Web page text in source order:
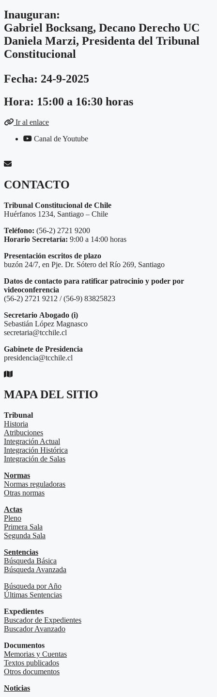
Inauguran:
Gabriel Bocksang, Decano Derecho UC
Daniela Marzi, Presidenta del Tribunal
Constitucional
Fecha: 24-9-2025
Hora: 15:00 a 16:30 horas
Ir al enlace
Canal de Youtube
CONTACTO
Tribunal Constitucional de Chile
Huérfanos 1234, Santiago – Chile
Teléfono: (56-2) 2721 9200
Horario Secretaría: 9:00 a 14:00 horas
Presentación escritos de plazo
buzón 24/7, en Pje. Dr. Sótero del Río 269, Santiago
Datos de contacto para ratificar patrocinio y poder por
videoconferencia
(56-2) 2721 9212 / (56-9) 83825823
Secretario Abogado (i)
Sebastián López Magnasco
secretaria@tcchile.cl
Gabinete de Presidencia
presidencia@tcchile.cl
MAPA DEL SITIO
Tribunal
Historia
Atribuciones
Integración Actual
Integración Histórica
Integración de Salas
Normas
Normas reguladoras
Otras normas
Actas
Pleno
Primera Sala
Segunda Sala
Sentencias
Búsqueda Básica
Búsqueda Avanzada
Búsqueda por Año
Últimas Sentencias
Expedientes
Buscador de Expedientes
Buscador Avanzado
Documentos
Memorias y Cuentas
Textos publicados
Otros documentos
Noticias